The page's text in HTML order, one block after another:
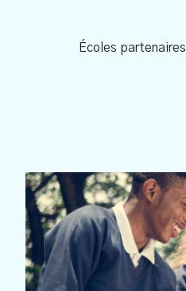
Écoles partenaires